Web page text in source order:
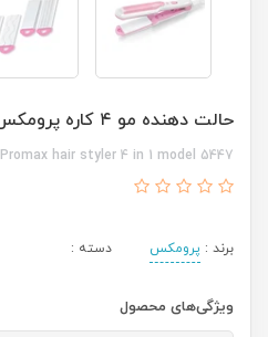
حالت دهنده مو ۴ کاره پرومکس مدل ۵۴۴۷
Promax hair styler 4 in 1 model 5447
برند : پرومکس دسته :
ویژگی‌های محصول